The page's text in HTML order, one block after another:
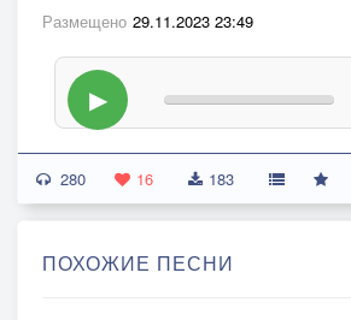
Размещено 29.11.2023 23:49
▶
280 16 183
ПОХОЖИЕ ПЕСНИ